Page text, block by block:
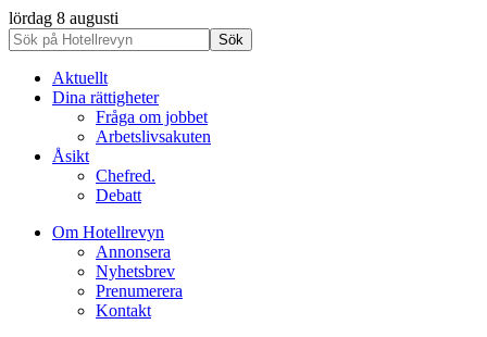
lördag 8 augusti
Aktuellt
Dina rättigheter
Fråga om jobbet
Arbetslivsakuten
Åsikt
Chefred.
Debatt
Om Hotellrevyn
Annonsera
Nyhetsbrev
Prenumerera
Kontakt